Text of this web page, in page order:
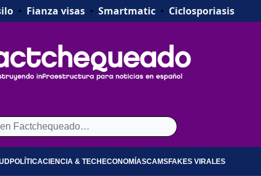
• Fianza visas• Smartmatic• Ciclosporiasis
POLÍTICACIENCIA & TECH ECONOMÍASCAMSFAKES VIRALES